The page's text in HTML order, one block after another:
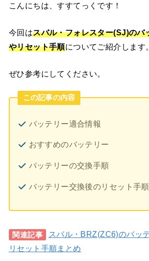
こんにちは、すすてっくです！
今回はスバル・フォレスター(SJ)のバ
やリセット手順についてご紹介します。
ぜひ参考にしてください。
この記事の内容
バッテリー適合情報
おすすめのバッテリー
バッテリーの交換手順
バッテリー交換後のリセット手順
関連記事
スバル・BRZ(ZC6)のバッ
リセット手順まとめ